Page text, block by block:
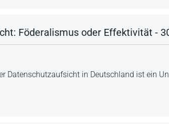
Föderalismus oder Effektivität -
Datenschutzaufsicht in Deutschland ist ein